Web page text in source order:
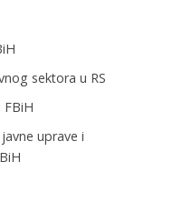
sektora u RS
FBiH
uprave i